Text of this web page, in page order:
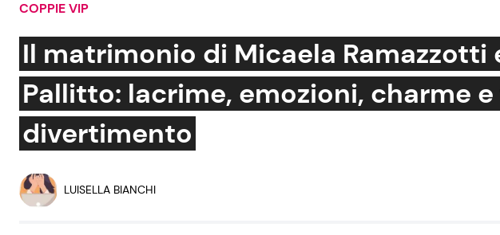
Social News
News dal mondo
Benessere
COPPIE VIP
Il matrimonio di Micaela Ramazzotti
Pallitto: lacrime, emozioni, charme
divertimento
LUISELLA BIANCHI